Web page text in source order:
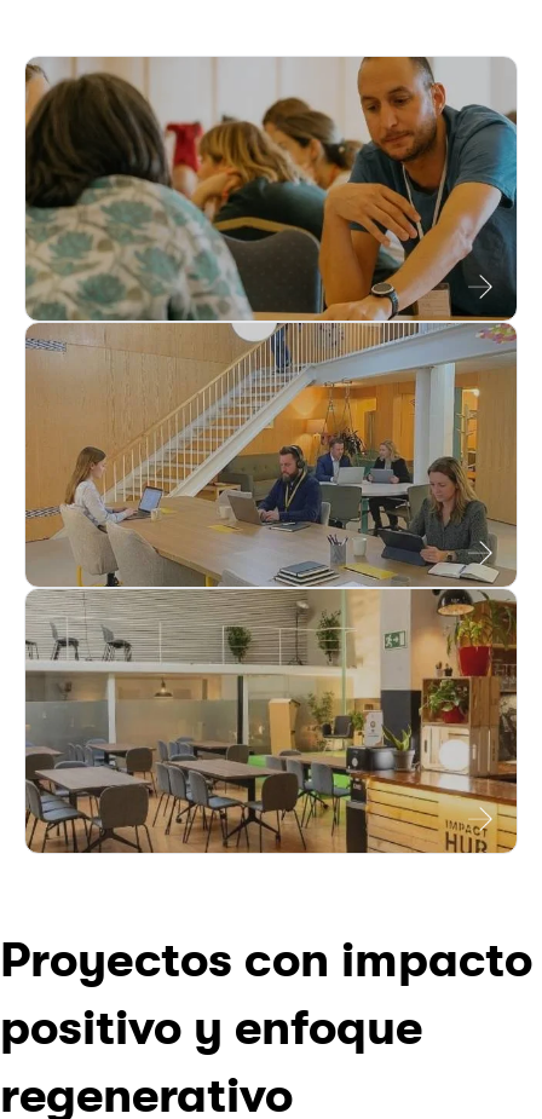
Coworking
Eventos
Proyectos con impacto
positivo y enfoque
regenerativo